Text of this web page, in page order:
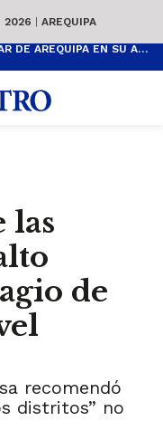
2026 | AREQUIPA
ACTIVIDADES GRATUITAS PARA DISFRUTAR DE AREQUIPA EN SU ANIVERSARIO
las
de
recomendó
distritos” no